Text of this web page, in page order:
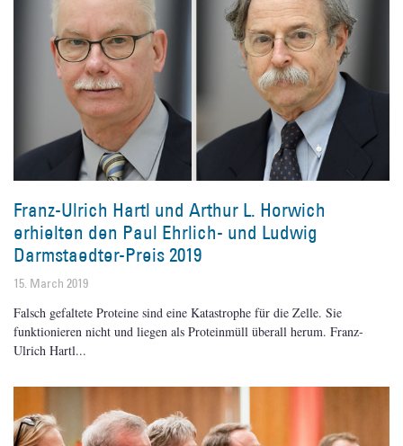
Franz-Ulrich Hartl und Arthur L. Horwich
erhielten den Paul Ehrlich- und Ludwig
Darmstaedter-Preis 2019
15. March 2019
Falsch gefaltete Proteine sind eine Katastrophe für die Zelle. Sie
funktionieren nicht und liegen als Proteinmüll überall herum. Franz-
Ulrich Hartl